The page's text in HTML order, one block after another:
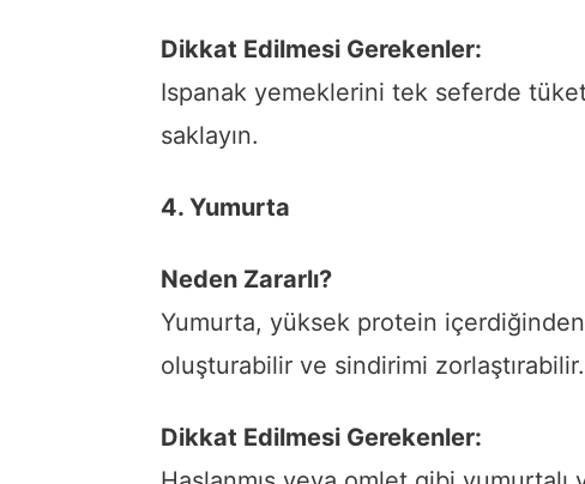
Dikkat Edilmesi Gerekenler:
Ispanak yemeklerini tek seferde
saklayın.
4. Yumurta
Neden Zararlı?
Yumurta, yüksek protein içerdiğinden
oluşturabilir ve sindirimi zorlaştırabilir.
Dikkat Edilmesi Gerekenler: